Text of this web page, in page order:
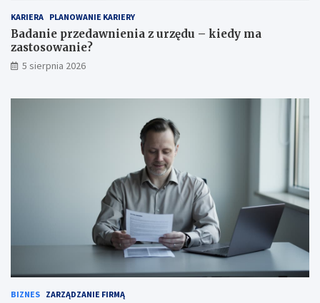
KARIERA PLANOWANIE KARIERY
Badanie przedawnienia z urzędu – kiedy ma
zastosowanie?
5 sierpnia 2026
BIZNES ZARZĄDZANIE FIRMĄ